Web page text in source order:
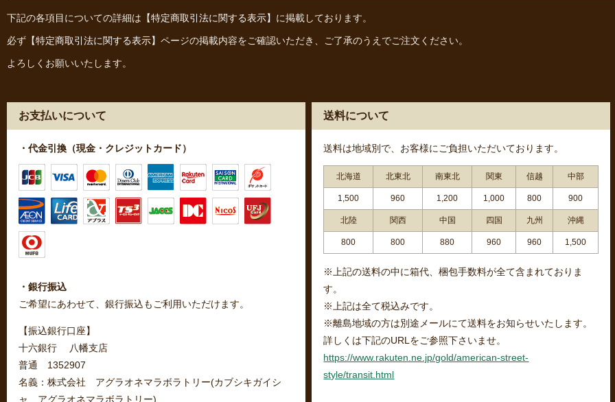
下記の各項目についての詳細は 【特定商取引法に関する表示】 に掲載しております。
必ず 【特定商取引法に関する表示】 ページの掲載内容をご確認いただき、ご了承のうえでご注文ください。
よろしくお願いいたします。
お支払いについて
・代金引換（現金・クレジットカード）
・銀行振込
ご希望にあわせて、銀行振込もご利用いただけます。
【振込銀行口座】
十六銀行 八幡支店
普通 1352907
名義：株式会社 アグラオネマラボラトリー(カブシキガイシ
ャ アグラオネマラボラトリー)
送料について
送料は地域別で、お客様にご負担いただいております。
北海道 北東北 南東北 関東 信越 中部
1,500 960 1,200 1,000 800 900
北陸 関西 中国 四国 九州 沖縄
800 800 880 960 960 1,500
※上記の送料の中に箱代、梱包手数料が全て含まれておりま
す。
※上記は全て税込みです。
※離島地域の方は別途メールにて送料をお知らせいたします。
詳しくは下記のURLをご参照下さいませ。
https://www.rakuten.ne.jp/gold/american-street-
style/transit.html